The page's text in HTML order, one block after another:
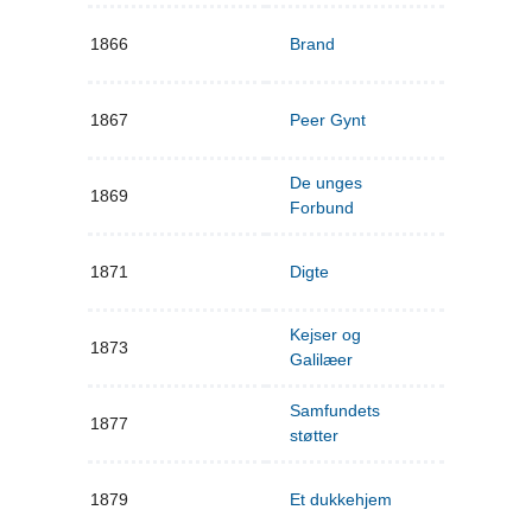
1866 Brand
1867 Peer Gynt
1869
De unges
Forbund
1871 Digte
1873
Kejser og
Galilæer
1877
Samfundets
støtter
1879 Et dukkehjem